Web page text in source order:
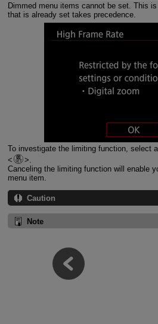
Dimmed menu items cannot be set. This
that is already set takes precedence.
To investigate the limiting function, select
.
Canceling the limiting function will enable
menu item.
Caution
Note